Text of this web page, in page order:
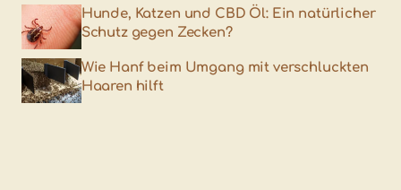
Hunde, Katzen und CBD Öl: Ein natürlicher
Schutz gegen Zecken?
Wie Hanf beim Umgang mit verschluckten
Haaren hilft